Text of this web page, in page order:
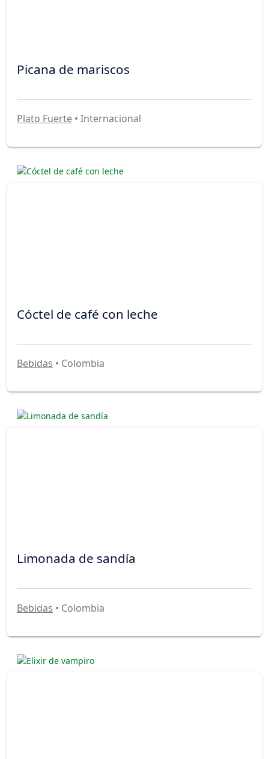
Picana de mariscos
Plato Fuerte • Internacional
Cóctel de café con leche
Bebidas • Colombia
Limonada de sandía
Bebidas • Colombia